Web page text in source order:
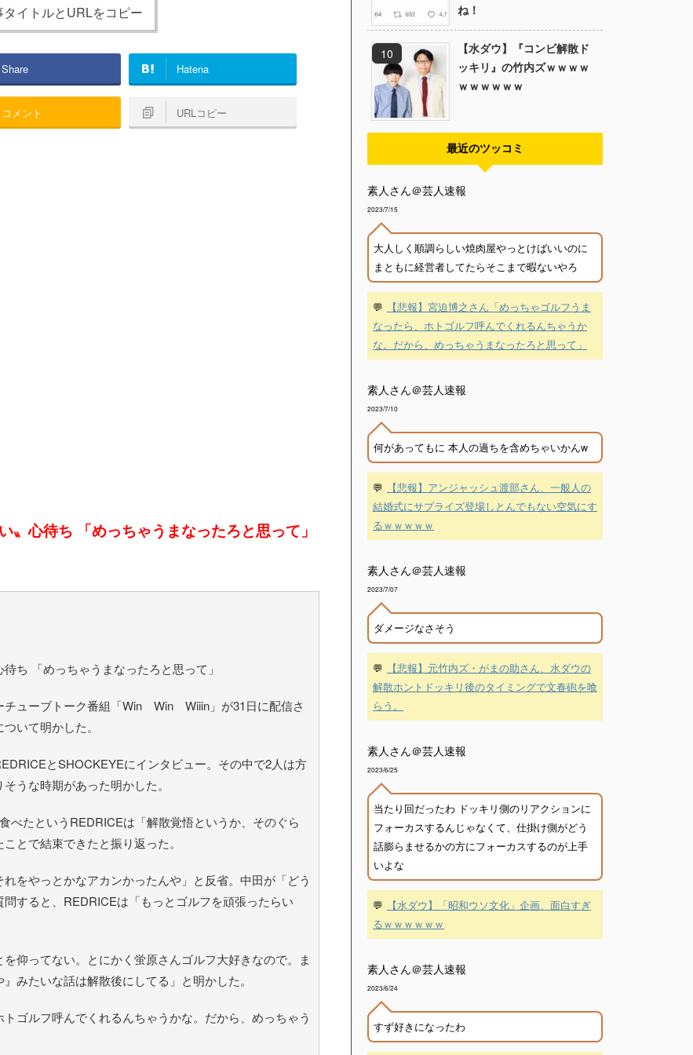
タイトルとURLをコピー
Share Hatena
コメント URLコピー
心待ち 「めっちゃうまなったろと思って」
ち 「めっちゃうまなったろと思って」
ューブトーク番組「Win Win Wiiin」が31日に配信さ
いて明かした。
とSHOCKEYEにインタビュー。その中で2人は方
うな時期があった明かした。
べたというREDRICEは「解散覚悟というか、そのぐら
とで結束できたと振り返った。
をやっとかなアカンかったんや」と反省。中田が「どう
すると、REDRICEは「もっとゴルフを頑張ったらい
仰ってない。とにかく蛍原さんゴルフ大好きなので。ま
みたいな話は解散後にしてる」と明かした。
ゴルフ呼んでくれるんちゃうかな。だから、めっちゃう
ね！
【水ダウ】『コンビ解散ド
ッキリ』の竹内ズｗｗｗｗ
ｗｗｗｗｗｗ
最近のツッコミ
素人さん＠芸人速報
2023/7/15
大人しく順調らしい焼肉屋やっとけばいいのに
まともに経営者してたらそこまで暇ないやろ
💬
【悲報】宮迫博之さん「めっちゃゴルフうま
なったら、ホトゴルフ呼んでくれるんちゃうか
な。だから、めっちゃうまなったろと思って」
素人さん＠芸人速報
2023/7/10
何があってもに 本人の過ちを含めちゃいかんw
💬
【悲報】アンジャッシュ渡部さん、一般人の
結婚式にサプライズ登場しとんでもない空気にす
るｗｗｗｗｗ
素人さん＠芸人速報
2023/7/07
ダメージなさそう
💬
【悲報】元竹内ズ・がまの助さん、水ダウの
解散ホントドッキリ後のタイミングで文春砲を喰
らう。
素人さん＠芸人速報
2023/6/25
当たり回だったわ ドッキリ側のリアクションに
フォーカスするんじゃなくて、仕掛け側がどう
話膨らませるかの方にフォーカスするのが上手
いよな
💬
【水ダウ】「昭和ウソ文化」企画、面白すぎ
るｗｗｗｗｗｗ
素人さん＠芸人速報
2023/6/24
すず好きになったわ